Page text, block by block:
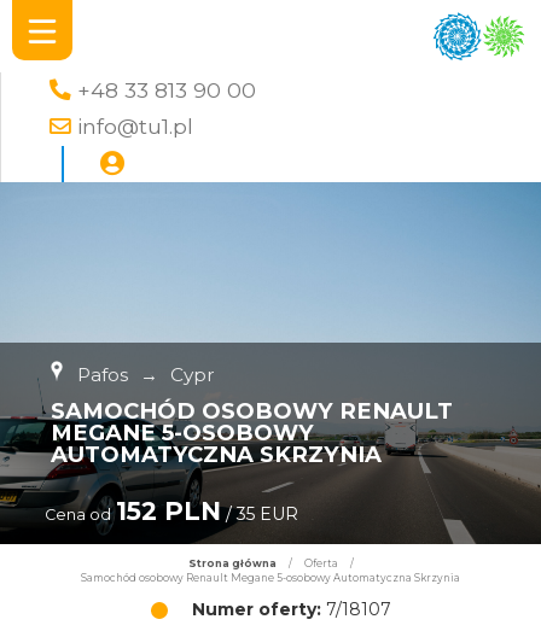
+48 33 813 90 00
info@tu1.pl
Pafos → Cypr
SAMOCHÓD OSOBOWY RENAULT
MEGANE 5-OSOBOWY
AUTOMATYCZNA SKRZYNIA
Cena od 152 PLN/ 35 EUR
Strona główna / Oferta
/
Samochód osobowy Renault Megane 5-osobowy Automatyczna Skrzynia
Numer oferty:7/18107